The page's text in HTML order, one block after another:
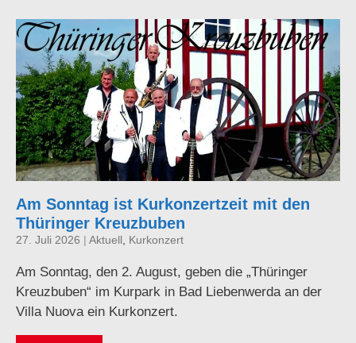
Am Sonntag ist Kurkonzertzeit mit den
Thüringer Kreuzbuben
27. Juli 2026 | Aktuell Kurkonzert
Am Sonntag, den 2. August, geben die „Thüringer
Kreuzbuben“ im Kurpark in Bad Liebenwerda an der
Villa Nuova ein Kurkonzert.